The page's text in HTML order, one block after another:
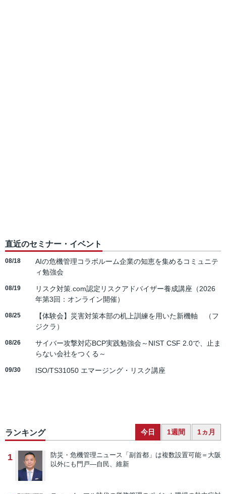
直近のセミナー・イベント
08/18
AIの危機管理コラボルーム企業の知恵を集めるコミュニテ
ィ勉強会
08/19
リスク対策.com認定リスクアドバイザー養成講座（2026
年第3回：オンライン開催）
08/25
【体験会】災害対策本部の机上訓練を用いた新機軸 （フ
ジクラ）
08/26
サイバー攻撃対応BCP実践勉強会～NIST CSF 2.0で、止ま
らない会社をつくる～
09/30 ISO/TS31050 エマージング・リスク講座
ランキング 今日 1週間 1ヵ月
1 防災・危機管理ニュース 「副首都」は複数設置可能＝大阪
以外にも門戸―自民、維新